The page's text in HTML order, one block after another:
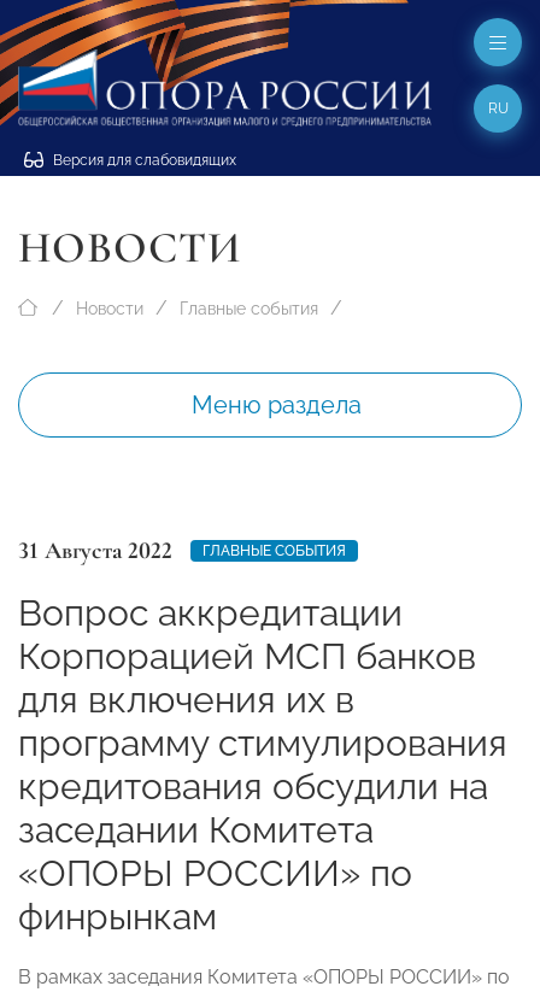
Версия для слабовидящих
RU
НОВОСТИ
Новости Главные события
Меню раздела
31 Августа 2022 ГЛАВНЫЕ СОБЫТИЯ
Вопрос аккредитации
Корпорацией МСП банков
для включения их в
программу стимулирования
кредитования обсудили на
заседании Комитета
«ОПОРЫ РОССИИ» по
финрынкам
В рамках заседания Комитета «ОПОРЫ РОССИИ» по